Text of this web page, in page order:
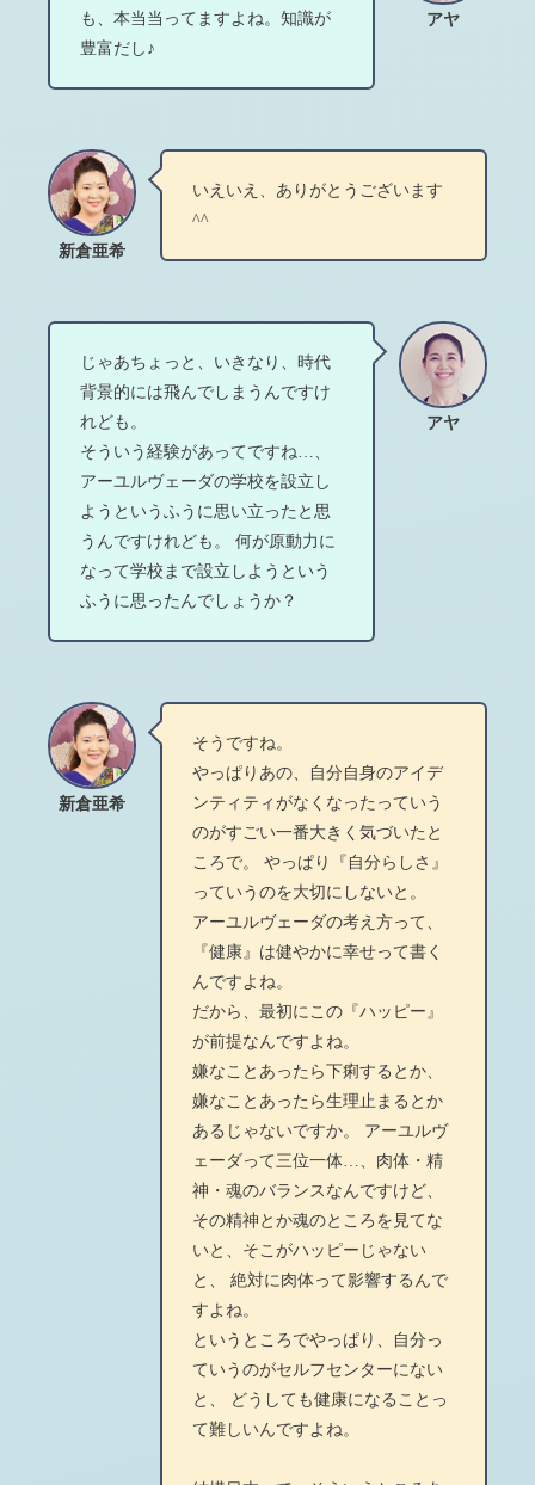
アヤ
も、本当当ってますよね。知識が
豊富だし♪
新倉亜希
いえいえ、ありがとうございます
^^
アヤ
じゃあちょっと、いきなり、時代
背景的には飛んでしまうんですけ
れども。
そういう経験があってですね…、
アーユルヴェーダの学校を設立し
ようというふうに思い立ったと思
うんですけれども。 何が原動力に
なって学校まで設立しようという
ふうに思ったんでしょうか？
新倉亜希
そうですね。
やっぱりあの、自分自身のアイデ
ンティティがなくなったっていう
のがすごい一番大きく気づいたと
ころで。 やっぱり『自分らしさ』
っていうのを大切にしないと。
アーユルヴェーダの考え方って、
『健康』は健やかに幸せって書く
んですよね。
だから、最初にこの『ハッピー』
が前提なんですよね。
嫌なことあったら下痢するとか、
嫌なことあったら生理止まるとか
あるじゃないですか。 アーユルヴ
ェーダって三位一体…、肉体・精
神・魂のバランスなんですけど、
その精神とか魂のところを見てな
いと、そこがハッピーじゃない
と、 絶対に肉体って影響するんで
すよね。
というところでやっぱり、自分っ
ていうのがセルフセンターにない
と、 どうしても健康になることっ
て難しいんですよね。